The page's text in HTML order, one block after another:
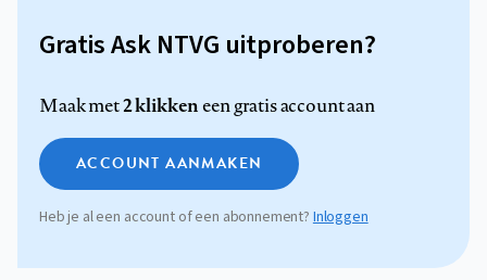
Gratis Ask NTVG uitproberen?
Maak met2 klikkeneen gratis account aan
ACCOUNT AANMAKEN
Heb je al een account of een abonnement?Inloggen